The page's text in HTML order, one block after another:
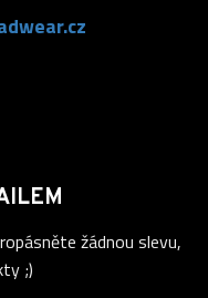
žádnou slevu,
;)